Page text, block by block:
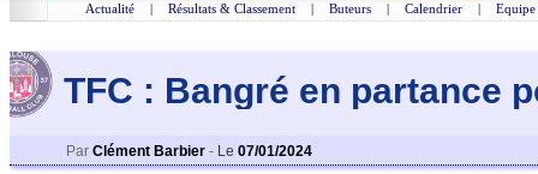
Actualité | Résultats & Classement | Buteurs | Calendrier | Equipe
TFC : Bangré en partance
Par Clément Barbier - Le 07/01/2024